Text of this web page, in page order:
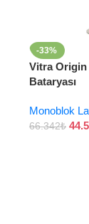
-33%
Vitra Origin
Bataryası
Monoblok
66.342₺